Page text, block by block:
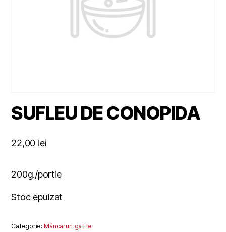
SUFLEU DE CONOPIDA
22,00 lei
200g./portie
Stoc epuizat
Categorie:Mâncăruri gătite